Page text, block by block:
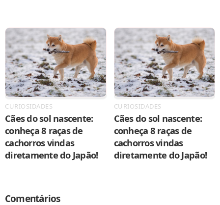
CURIOSIDADES
Cães do sol nascente:
conheça 8 raças de
cachorros vindas
diretamente do Japão!
CURIOSIDADES
Cães do sol nascente:
conheça 8 raças de
cachorros vindas
diretamente do Japão!
Comentários